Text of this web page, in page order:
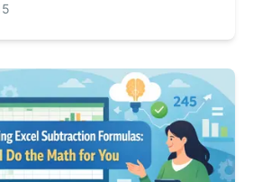
e analisar dados
fazendo perguntas em